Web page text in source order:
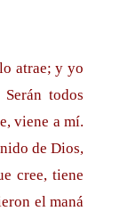
atrae; y yo
todos
viene a mí.
de Dios,
cree, tiene
el maná